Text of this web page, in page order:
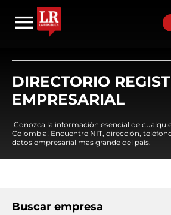
DIRECTORIO
EMPRESARIAL
¡Conozca la información esencial de
Colombia! Encuentre NIT, dirección,
datos empresarial mas grande del país.
Buscar empresa